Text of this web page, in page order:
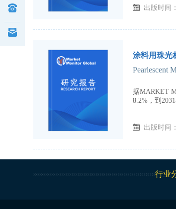
出版时间
涂料用珠光
Pearlescent
据MARKET
8.2%，到
出版时间
行业